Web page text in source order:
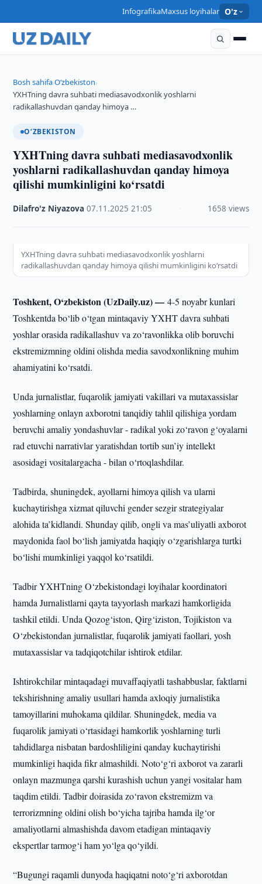
InfografikaMaxsus loyihalar O'z
Bosh sahifa›O‘zbekiston›
YXHTning davra suhbati mediasavodxonlik yoshlarni
radikallashuvdan qanday himoya …
O‘ZBEKISTON
YXHTning davra suhbati mediasavodxonlik
yoshlarni radikallashuvdan qanday himoya
qilishi mumkinligini ko‘rsatdi
Dilafro'z Niyazova ·07.11.2025 ·21:05 1658 views
YXHTning davra suhbati mediasavodxonlik yoshlarni
radikallashuvdan qanday himoya qilishi mumkinligini ko‘rsatdi
Toshkent, O‘zbekiston (UzDaily.uz) —4-5 noyabr kunlari
Toshkentda bo‘lib o‘tgan mintaqaviy YXHT davra suhbati
yoshlar orasida radikallashuv va zo‘ravonlikka olib boruvchi
ekstremizmning oldini olishda media savodxonlikning muhim
ahamiyatini ko‘rsatdi.
Unda jurnalistlar, fuqarolik jamiyati vakillari va mutaxassislar
yoshlarning onlayn axborotni tanqidiy tahlil qilishiga yordam
beruvchi amaliy yondashuvlar - radikal yoki zo‘ravon g‘oyalarni
rad etuvchi narrativlar yaratishdan tortib sun’iy intellekt
asosidagi vositalargacha - bilan o‘rtoqlashdilar.
Tadbirda, shuningdek, ayollarni himoya qilish va ularni
kuchaytirishga xizmat qiluvchi gender sezgir strategiyalar
alohida ta’kidlandi. Shunday qilib, ongli va mas’uliyatli axborot
maydonida faol bo‘lish jamiyatda haqiqiy o‘zgarishlarga turtki
bo‘lishi mumkinligi yaqqol ko‘rsatildi.
Tadbir YXHTning O‘zbekistondagi loyihalar koordinatori
hamda Jurnalistlarni qayta tayyorlash markazi hamkorligida
tashkil etildi. Unda Qozog‘iston, Qirg‘iziston, Tojikiston va
O‘zbekistondan jurnalistlar, fuqarolik jamiyati faollari, yosh
mutaxassislar va tadqiqotchilar ishtirok etdilar.
Ishtirokchilar mintaqadagi muvaffaqiyatli tashabbuslar, faktlarni
tekshirishning amaliy usullari hamda axloqiy jurnalistika
tamoyillarini muhokama qildilar. Shuningdek, media va
fuqarolik jamiyati o‘rtasidagi hamkorlik yoshlarning turli
tahdidlarga nisbatan bardoshliligini qanday kuchaytirishi
mumkinligi haqida fikr almashildi. Noto‘g‘ri axborot va zararli
onlayn mazmunga qarshi kurashish uchun yangi vositalar ham
taqdim etildi. Tadbir doirasida zo‘ravon ekstremizm va
terrorizmning oldini olish bo‘yicha tajriba hamda ilg‘or
amaliyotlarni almashishda davom etadigan mintaqaviy
ekspertlar tarmog‘i ham yo‘lga qo‘yildi.
“Bugungi raqamli dunyoda haqiqatni noto‘g‘ri axborotdan